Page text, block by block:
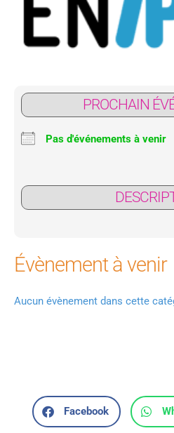
PROCHAIN
Pas d'événements à venir
Évènement à venir
Aucun évènement dans cette
Facebook